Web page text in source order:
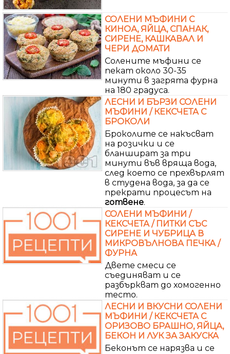
СОЛЕНИ МЪФИНИ С
КИНОА, ЯЙЦА, СПАНАК,
СИРЕНЕ, КАШКАВАЛ И
ЧЕРИ ДОМАТИ
Солените мъфини се
пекат около 30-35
минути в загрята фурна
на 180 градуса.
ЛЕСНИ И БЪРЗИ СОЛЕНИ
МЪФИНИ / КЕКСЧЕТА С
БРОКОЛИ
Броколите се накъсват
на розички и се
бланшират за три
минути във вряща вода,
след което се прехвърлят
в студена вода, за да се
прекрати процесът на
готвене.
СОЛЕНИ МЪФИНИ /
КЕКСЧЕТА / ПИТКИ СЪС
СИРЕНЕ И ЧУБРИЦА В
МИКРОВЪЛНОВА ПЕЧКА /
ФУРНА
Двете смеси се
съединяват и се
разбъркват до хомогенно
тесто.
ЛЕСНИ И ВКУСНИ СОЛЕНИ
МЪФИНИ / КЕКСЧЕТА С
ОРИЗОВО БРАШНО, ЯЙЦА,
БЕКОН И ЛУК ЗА ЗАКУСКА
Беконът се нарязва и се